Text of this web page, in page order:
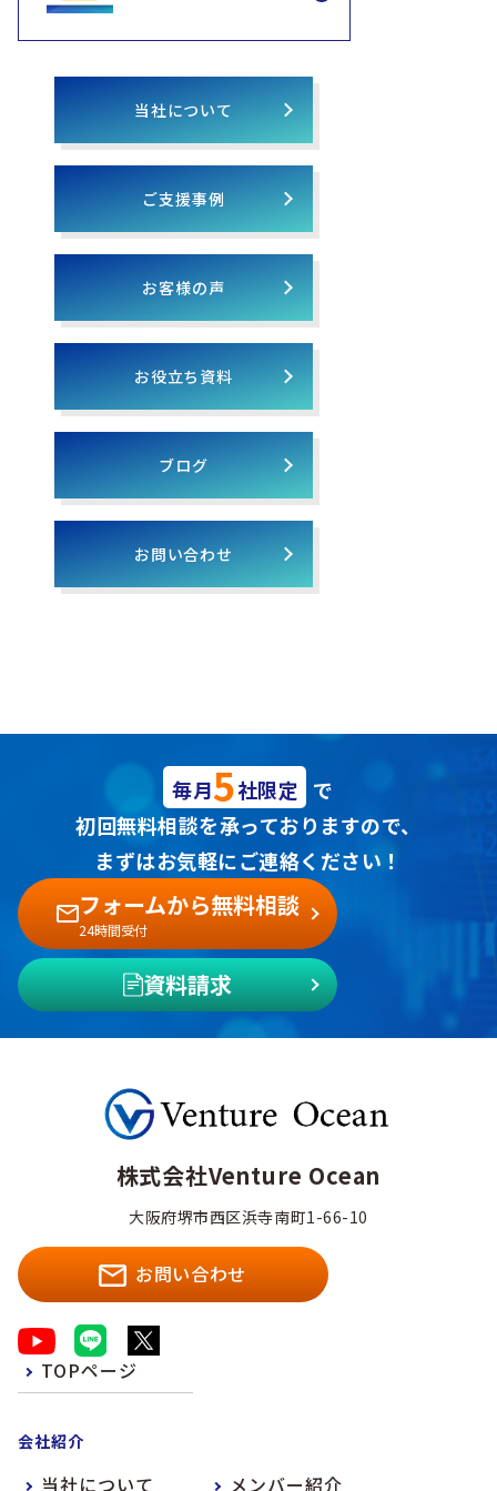
当社について
ご支援事例
お客様の声
お役立ち資料
ブログ
お問い合わせ
毎月5社限定 で
初回無料相談を承っておりますので、
まずはお気軽にご連絡ください！
フォームから無料相談
24時間受付
資料請求
株式会社Venture Ocean
大阪府堺市西区浜寺南町1-66-10
お問い合わせ
TOPページ
会社紹介
当社について メンバー紹介